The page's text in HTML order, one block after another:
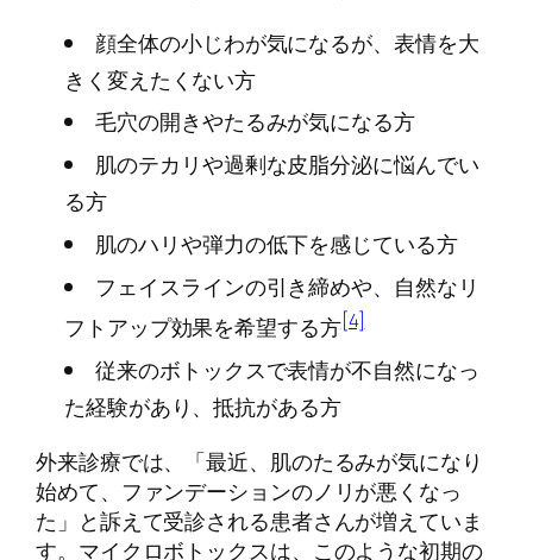
顔全体の小じわが気になるが、表情を大
きく変えたくない方
毛穴の開きやたるみが気になる方
肌のテカリや過剰な皮脂分泌に悩んでい
る方
肌のハリや弾力の低下を感じている方
フェイスラインの引き締めや、自然なリ
フトアップ効果を希望する方[4]
従来のボトックスで表情が不自然になっ
た経験があり、抵抗がある方
外来診療では、「最近、肌のたるみが気になり
始めて、ファンデーションのノリが悪くなっ
た」と訴えて受診される患者さんが増えていま
す。マイクロボトックスは、このような初期の